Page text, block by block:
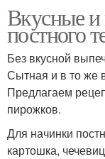
Вкусные и
постного
Без вкусной
Сытная и в то же
Предлагаем
пирожков.
Для начинки
картошка,